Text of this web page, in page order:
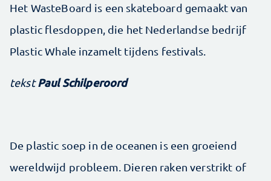
Het WasteBoard is een skateboard gemaakt van
plastic flesdoppen, die het Nederlandse bedrijf
Plastic Whale inzamelt tijdens festivals.
tekstPaul Schilperoord
De plastic soep in de oceanen is een groeiend
wereldwijd probleem. Dieren raken verstrikt of